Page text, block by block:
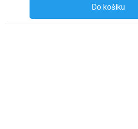
Do košíku